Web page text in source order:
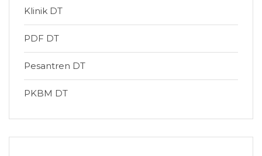
Klinik DT
PDF DT
Pesantren DT
PKBM DT